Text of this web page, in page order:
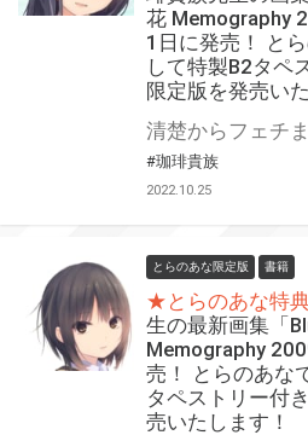
花 Memography
1日に発売！ と
して特製B2タペ
限定版を発売い
#珈琲貴族
2022.10.25
とらのあな限定版 書籍
★とらのあな特
生の最新画集「
Memography
売！ とらのあな
タペストリー付
売いたします！